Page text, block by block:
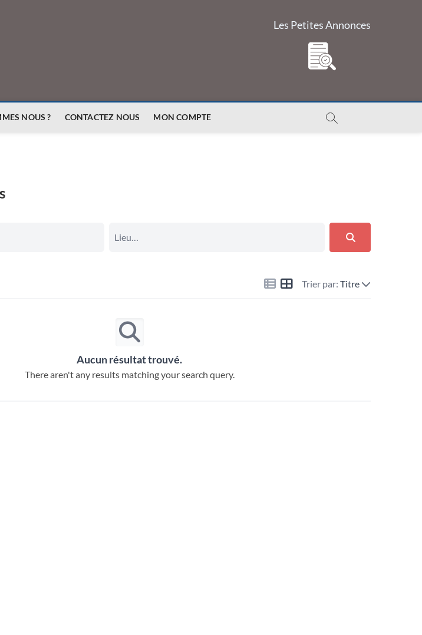
Les Petites Annonces
NOUS ? CONTACTEZ NOUS MON COMPTE
Trier par: Titre
Aucun résultat trouvé.
There aren't any results matching your search query.